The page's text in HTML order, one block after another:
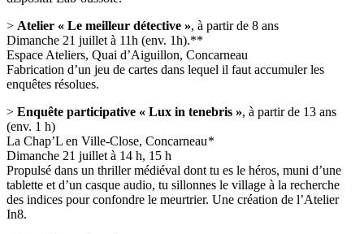
> Atelier « Le meilleur détective », à partir de 8 ans
Dimanche 21 juillet à 11h (env. 1h).**
Espace Ateliers, Quai d’Aiguillon, Concarneau
Fabrication d’un jeu de cartes dans lequel il faut accumuler les
enquêtes résolues.
> Enquête participative « Lux in tenebris », à partir de 13 ans
(env. 1 h)
La Chap’L en Ville-Close, Concarneau *
Dimanche 21 juillet à 14 h, 15 h
Propulsé dans un thriller médiéval dont tu es le héros, muni d’une
tablette et d’un casque audio, tu sillonnes le village à la recherche
des indices pour confondre le meurtrier. Une création de l’Atelier
In8.